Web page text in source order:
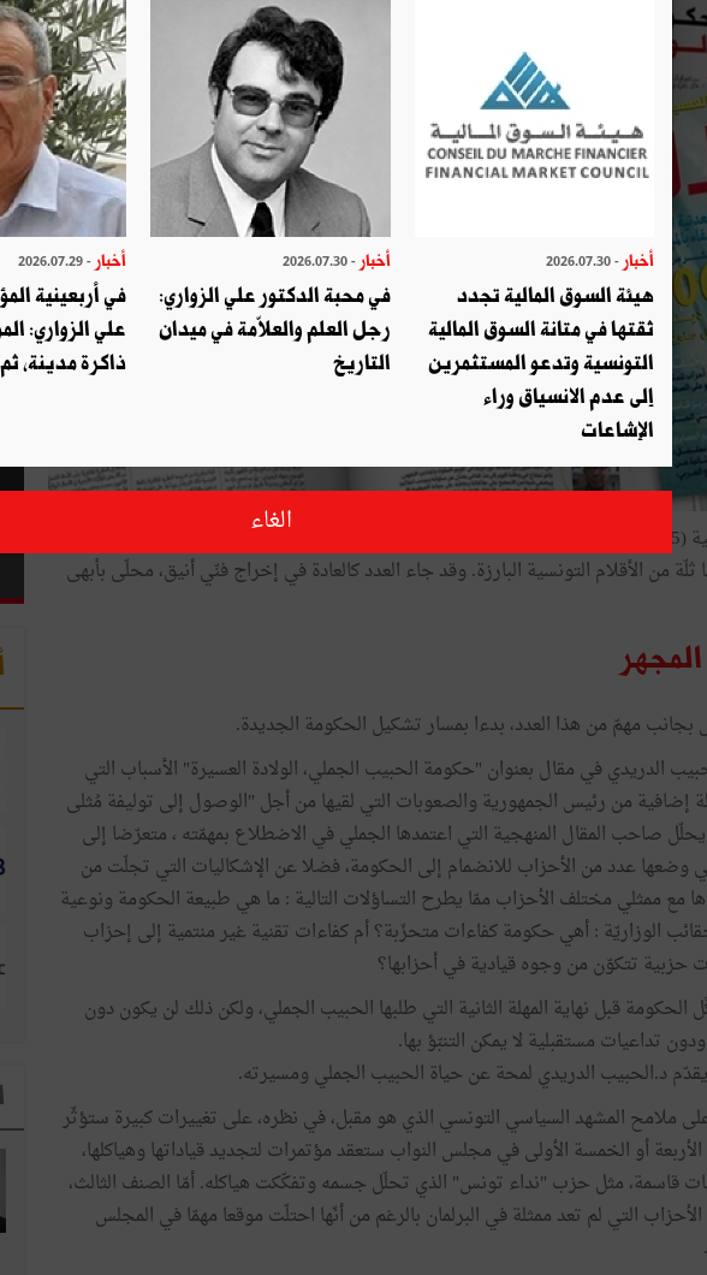
يزخر العدد 48 من مجلّة ليدرز العربية (15 ديسمبر 2019/ 15 جانفي 2020) بالمواضيع ذات الصبغة السياسية والاقتصادية
ثلّة من الأقلام التونسية البارزة. وقد جاء العدد كالعادة في إخراج فنّي أنيق، محلّى بأبهى
مهمّ من هذا العدد، بدءا بمسار تشكيل الحكومة الجديدة.
في مقال بعنوان "حكومة الحبيب الجملي، الولادة العسيرة" الأسباب التي
من رئيس الجمهورية والصعوبات التي لقيها من أجل "الوصول إلى توليفة مُثلى
يحلّل صاحب المقال المنهجية التي اعتمدها الجملي في الاضطلاع بمهمّته ، متعرّضا إلى
وضعها عدد من الأحزاب للانضمام إلى الحكومة، فضلا عن الإشكاليات التي تجلّت من
مع ممثلي مختلف الأحزاب ممّا يطرح التساؤلات التالية : ما هي طبيعة الحكومة ونوعية
الوزاريّة : أهي حكومة كفاءات متحزّبة؟ أم كفاءات تقنية غير منتمية إلى إحزاب
تتكوّن من وجوه قيادية في أحزابها؟
قبل نهاية المهلة الثانية التي طلبها الحبيب الجملي، ولكن ذلك لن يكون دون
تداعيات مستقبلية لا يمكن التنبّؤ بها.
يقدّم د.الحبيب الدريدي لمحة عن حياة الحبيب الجملي ومسيرته.
ملامح المشهد السياسي التونسي الذي هو مقبل، في نظره، على تغييرات كبيرة ستؤثّر
أو الخمسة الأولى في مجلس النواب ستعقد مؤتمرات لتجديد قياداتها وهياكلها،
قاسمة، مثل حزب "نداء تونس" الذي تحلّل جسمه وتفكّكت هياكله. أمّا الصنف الثالث،
التي لم تعد ممثلة في البرلمان بالرغم من أنّها احتلّت موقعا مهمّا في المجلس
أخبار - 2026.07.30
هيئة السوق المالية تجدد
ثقتها في متانة السوق المالية
التونسية وتدعو المستثمرين
إلى عدم الانسياق وراء
الإشاعات
أخبار - 2026.07.30
في محبة الدكتور علي الزواري:
رجل العلم والعلاّمة في ميدان
التاريخ
أخبار - 2026.07.29
في أربعينية
علي الزواري:
ذاكرة مدينة،
الغاء